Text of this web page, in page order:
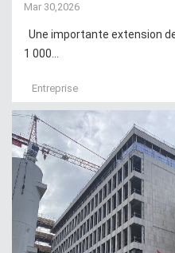
Mar 30,2026
Une importante extension
1 000...
Entreprise